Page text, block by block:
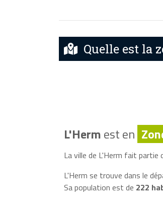
Quelle est la
L'Hermest en
La ville de L'Herm fait partie
L'Herm se trouve dans le
Sa population est de 222